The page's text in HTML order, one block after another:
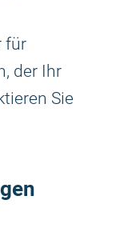
für
der Ihr
Sie